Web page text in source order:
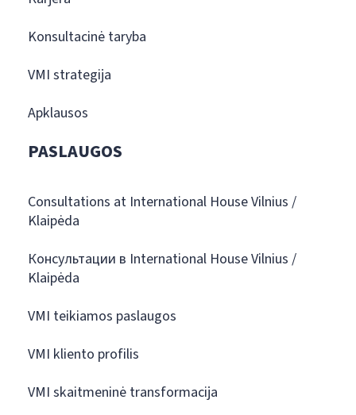
Konsultacinė taryba
VMI strategija
Apklausos
PASLAUGOS
Consultations at International House Vilnius /
Klaipėda
Консультации в International House Vilnius /
Klaipėda
VMI teikiamos paslaugos
VMI kliento profilis
VMI skaitmeninė transformacija